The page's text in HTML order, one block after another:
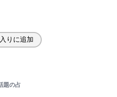
りに追加
題の占